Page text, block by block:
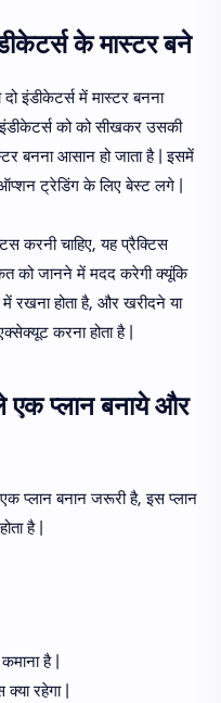
के मास्टर बने
इंडीकेटर्स में मास्टर बनना
को को सीखकर उसकी
बनना आसान हो जाता है | इसमें
ट्रेडिंग के लिए बेस्ट लगे |
करनी चाहिए, यह प्रैक्टिस
को जानने में मदद करेगी क्यूंकि
रखना होता है, और खरीदने या
करना होता है |
प्लान बनाये और
प्लान बनान जरूरी है, इस प्लान
है |
है |
रहेगा |